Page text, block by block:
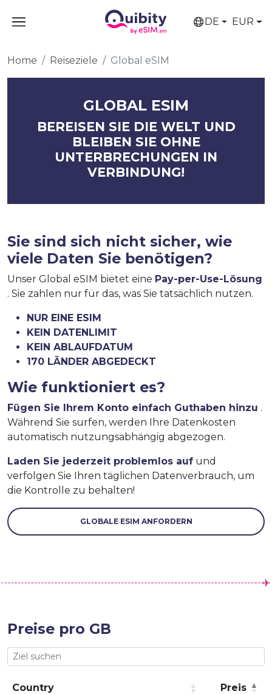
DE EUR
Home Reiseziele Global eSIM
GLOBAL ESIM
BEREISEN SIE DIE WELT UND
BLEIBEN SIE OHNE
UNTERBRECHUNGEN IN
VERBINDUNG!
Sie sind sich nicht sicher, wie
viele Daten Sie benötigen?
Unser Global eSIM bietet eine Pay-per-Use-Lösung
. Sie zahlen nur für das, was Sie tatsächlich nutzen.
NUR EINE ESIM
KEIN DATENLIMIT
KEIN ABLAUFDATUM
170 LÄNDER ABGEDECKT
Wie funktioniert es?
Fügen Sie Ihrem Konto einfach Guthaben hinzu .
Während Sie surfen, werden Ihre Datenkosten
automatisch nutzungsabhängig abgezogen.
Laden Sie jederzeit problemlos auf und
verfolgen Sie Ihren täglichen Datenverbrauch, um
die Kontrolle zu behalten!
GLOBALE ESIM ANFORDERN
Preise pro GB
Country
Preis